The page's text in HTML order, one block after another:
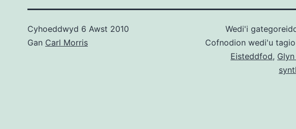
Cyhoeddwyd 6 Awst 2010
Gan Carl Morris
Wedi'i
Cofnodion wedi'u
Eisteddfod,